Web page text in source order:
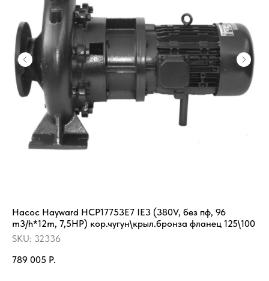
Насос Hayward HCP17753E7 IE3 (380V, без пф, 96
m3/h*12m, 7,5HP) кор.чугун\крыл.бронза фланец 125\100
SKU: 32336
789 005 Р.